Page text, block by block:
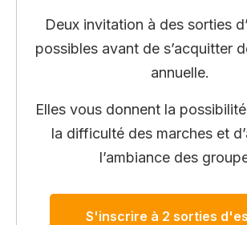
Deux invitation à des sorties
possibles avant de s’acquitter
annuelle.
Elles vous donnent la
la difficulté des marches et
l’ambiance des
S'inscrire à 2 sorties